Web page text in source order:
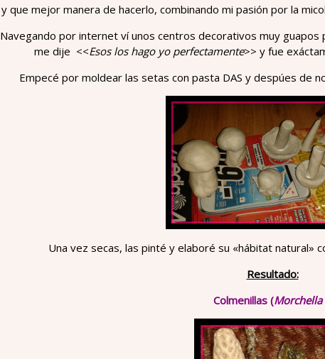
y que mejor manera de hacerlo, combinando mi pasión por la
Navegando por internet ví unos centros decorativos muy
me dije <<Esos los hago yo perfectamente>> y fue
Empecé por moldear las setas con pasta DAS y despúes de
Una vez secas, las pinté y elaboré su «hábitat natural»
Resultado:
Colmenillas (Morchella